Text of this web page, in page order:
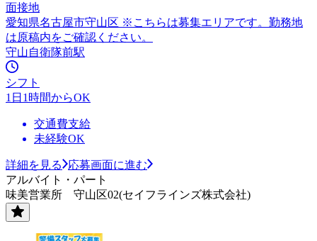
面接地
愛知県名古屋市守山区 ※こちらは募集エリアです。勤務地
は原稿内をご確認ください。
守山自衛隊前駅
シフト
1日1時間からOK
交通費支給
未経験OK
詳細を見る
応募画面に進む
アルバイト・パート
味美営業所 守山区02(セイフラインズ株式会社)